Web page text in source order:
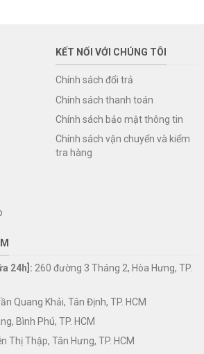
KẾT NỐI VỚI CHÚNG TÔI
Chính sách đổi trả
Chính sách thanh toán
Chính sách bảo mật thông tin
Chính sách vận chuyển và kiểm
tra hàng
24h]: 260 đường 3 Tháng 2, Hòa Hưng, TP.
Quang Khải, Tân Định, TP. HCM
Bình Phú, TP. HCM
Thị Thập, Tân Hưng, TP. HCM